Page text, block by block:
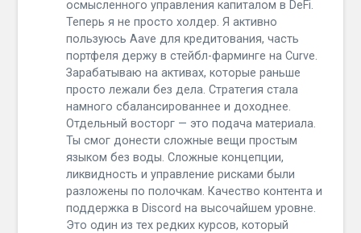
осмысленного управления капиталом в DeFi.
Теперь я не просто холдер. Я активно
пользуюсь Aave для кредитования, часть
портфеля держу в стейбл-фарминге на Curve.
Зарабатываю на активах, которые раньше
просто лежали без дела. Стратегия стала
намного сбалансированнее и доходнее.
Отдельный восторг — это подача материала.
Ты смог донести сложные вещи простым
языком без воды. Сложные концепции,
ликвидность и управление рисками были
разложены по полочкам. Качество контента и
поддержка в Discord на высочайшем уровне.
Это один из тех редких курсов, который